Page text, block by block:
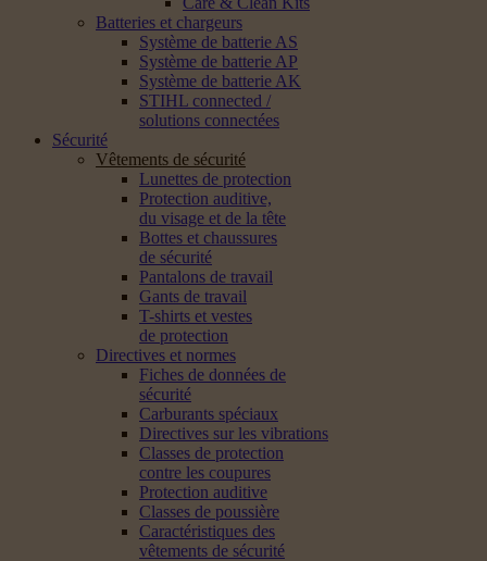
Batteries et chargeurs
Système de batterie AS
Système de batterie AP
Système de batterie AK
STIHL connected /
solutions connectées
Sécurité
Vêtements de sécurité
Lunettes de protection
Protection auditive,
du visage et de la tête
Bottes et chaussures
de sécurité
Pantalons de travail
Gants de travail
T-shirts et vestes
de protection
Directives et normes
Fiches de données de
sécurité
Carburants spéciaux
Directives sur les vibrations
Classes de protection
contre les coupures
Protection auditive
Classes de poussière
Caractéristiques des
vêtements de sécurité